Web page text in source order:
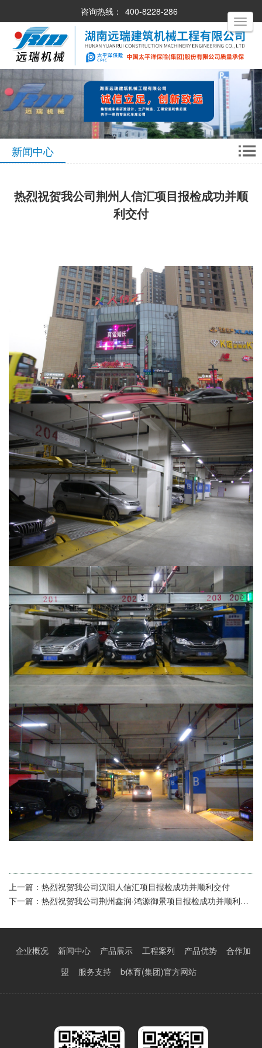
咨询热线： 400-8228-286
新闻中心
热烈祝贺我公司荆州人信汇项目报检成功并顺
利交付
上一篇： 热烈祝贺我公司汉阳人信汇项目报检成功并顺利交付
下一篇： 热烈祝贺我公司荆州鑫润·鸿源御景项目报检成功并顺利交付
企业概况 新闻中心 产品展示 工程案列 产品优势
合作加
盟
服务支持 b体育(集团)官方网站
Toggle